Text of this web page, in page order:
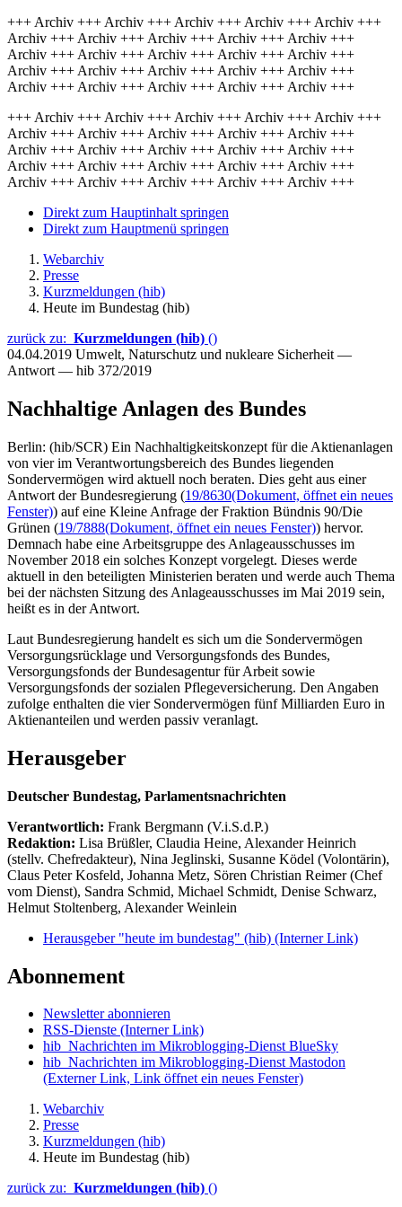
+++ Archiv +++ Archiv +++ Archiv +++ Archiv +++ Archiv +++
Archiv +++ Archiv +++ Archiv +++ Archiv +++ Archiv +++
Archiv +++ Archiv +++ Archiv +++ Archiv +++ Archiv +++
Archiv +++ Archiv +++ Archiv +++ Archiv +++ Archiv +++
Archiv +++ Archiv +++ Archiv +++ Archiv +++ Archiv +++
+++ Archiv +++ Archiv +++ Archiv +++ Archiv +++ Archiv +++
Archiv +++ Archiv +++ Archiv +++ Archiv +++ Archiv +++
Archiv +++ Archiv +++ Archiv +++ Archiv +++ Archiv +++
Archiv +++ Archiv +++ Archiv +++ Archiv +++ Archiv +++
Archiv +++ Archiv +++ Archiv +++ Archiv +++ Archiv +++
Direkt zum Hauptinhalt springen
Direkt zum Hauptmenü springen
Webarchiv
Presse
Kurzmeldungen (hib)
Heute im Bundestag (hib)
zurück zu: Kurzmeldungen (hib) ()
04.04.2019 Umwelt, Naturschutz und nukleare Sicherheit —
Antwort — hib 372/2019
Nachhaltige Anlagen des Bundes
Berlin: (hib/SCR) Ein Nachhaltigkeitskonzept für die Aktienanlagen
von vier im Verantwortungsbereich des Bundes liegenden
Sondervermögen wird aktuell noch beraten. Dies geht aus einer
Antwort der Bundesregierung (19/8630(Dokument, öffnet ein neues
Fenster)) auf eine Kleine Anfrage der Fraktion Bündnis 90/Die
Grünen (19/7888(Dokument, öffnet ein neues Fenster)) hervor.
Demnach habe eine Arbeitsgruppe des Anlageausschusses im
November 2018 ein solches Konzept vorgelegt. Dieses werde
aktuell in den beteiligten Ministerien beraten und werde auch Thema
bei der nächsten Sitzung des Anlageausschusses im Mai 2019 sein,
heißt es in der Antwort.
Laut Bundesregierung handelt es sich um die Sondervermögen
Versorgungsrücklage und Versorgungsfonds des Bundes,
Versorgungsfonds der Bundesagentur für Arbeit sowie
Versorgungsfonds der sozialen Pflegeversicherung. Den Angaben
zufolge enthalten die vier Sondervermögen fünf Milliarden Euro in
Aktienanteilen und werden passiv veranlagt.
Herausgeber
Deutscher Bundestag, Parlamentsnachrichten
Verantwortlich: Frank Bergmann (V.i.S.d.P.)
Redaktion: Lisa Brüßler, Claudia Heine, Alexander Heinrich
(stellv. Chefredakteur), Nina Jeglinski, Susanne Ködel (Volontärin),
Claus Peter Kosfeld, Johanna Metz, Sören Christian Reimer (Chef
vom Dienst), Sandra Schmid, Michael Schmidt, Denise Schwarz,
Helmut Stoltenberg, Alexander Weinlein
Herausgeber "heute im bundestag" (hib) (Interner Link)
Abonnement
Newsletter abonnieren
RSS-Dienste (Interner Link)
hib_Nachrichten im Mikroblogging-Dienst BlueSky
hib_Nachrichten im Mikroblogging-Dienst Mastodon
(Externer Link, Link öffnet ein neues Fenster)
Webarchiv
Presse
Kurzmeldungen (hib)
Heute im Bundestag (hib)
zurück zu: Kurzmeldungen (hib) ()